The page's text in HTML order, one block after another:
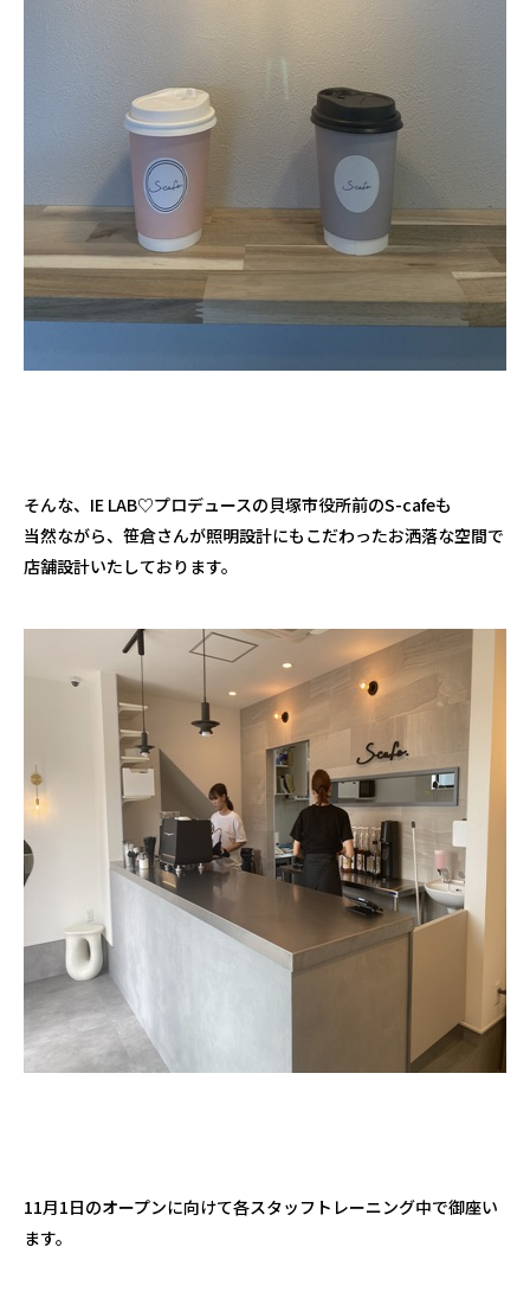
そんな、IE LAB♡プロデュースの貝塚市役所前のS-cafeも
当然ながら、笹倉さんが照明設計にもこだわったお洒落な空間で
店舗設計いたしております。
11月1日のオープンに向けて各スタッフトレーニング中で御座い
ます。